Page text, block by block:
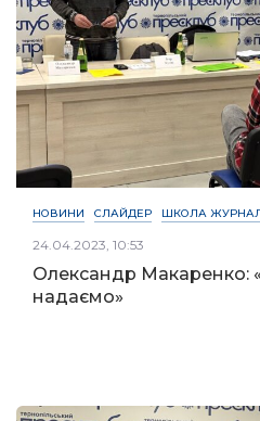
НОВИНИ СЛАЙДЕР ШКОЛА
24.04.2023, 10:53
Олександр Макаренко:
надаємо»